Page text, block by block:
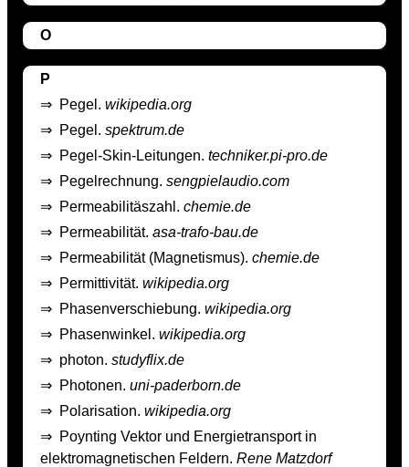
O
P
⇒ Pegel. wikipedia.org
⇒ Pegel. spektrum.de
⇒ Pegel-Skin-Leitungen. techniker.pi-pro.de
⇒ Pegelrechnung. sengpielaudio.com
⇒ Permeabilitäszahl. chemie.de
⇒ Permeabilität. asa-trafo-bau.de
⇒ Permeabilität (Magnetismus). chemie.de
⇒ Permittivität. wikipedia.org
⇒ Phasenverschiebung. wikipedia.org
⇒ Phasenwinkel. wikipedia.org
⇒ photon. studyflix.de
⇒ Photonen. uni-paderborn.de
⇒ Polarisation. wikipedia.org
⇒ Poynting Vektor und Energietransport in
elektromagnetischen Feldern. Rene Matzdorf